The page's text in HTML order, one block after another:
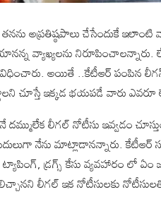
అప్రతిష్ఠపాలు చేసేందుకే ఇలాంటి
వ్యాఖ్యలను నిరూపించాలన్నారు.
విధించారు. అయితే ..కేటీఆర్ పంపిన
చూస్తే ఇక్కడ భయపడే వారు ఎవరూ
లీగల్ నోటీసు ఇవ్వడం
నేను మాట్లాడానన్నారు. కేటీఆర్
డ్రగ్స్ కేసు వ్యవహారం లో ఏం
లీగల్ ఇక నోటీసులకు